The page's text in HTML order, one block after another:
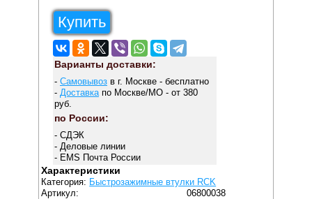
Купить
Варианты доставки:
- Самовывозв г. Москве - бесплатно
- Доставкапо Москве/МО - от 380
руб.
по России:
- СДЭК
- Деловые линии
- EMS Почта России
Характеристики
Категория: Быстрозажимные втулки RCK
Артикул:
06800038